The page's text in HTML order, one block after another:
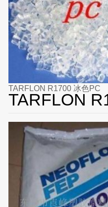
TARFLON R1700 冰色PC
TARFLON